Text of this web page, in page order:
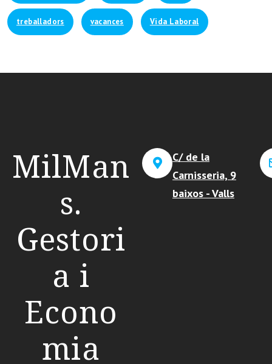
treballadors vacances Vida Laboral
MilMan
s.
Gestori
a i
Econo
mia
C/ de la
Carnisseria, 9
baixos - Valls